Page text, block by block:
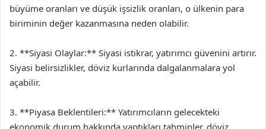
büyüme oranları ve düşük işsizlik oranları, o ülkenin para
biriminin değer kazanmasına neden olabilir.
2. **Siyasi Olaylar:** Siyasi istikrar, yatırımcı güvenini artırır.
Siyasi belirsizlikler, döviz kurlarında dalgalanmalara yol
açabilir.
3. **Piyasa Beklentileri:** Yatırımcıların gelecekteki
ekonomik durum hakkında yaptıkları tahminler, döviz